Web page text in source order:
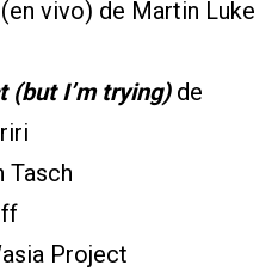
(en vivo) de Martin Luke
(but I’m trying) de
Tasch
Project